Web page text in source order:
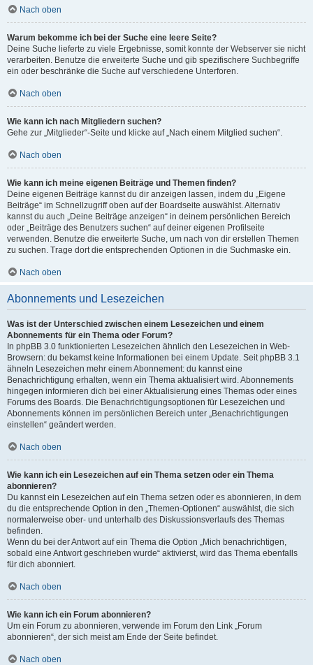
Nach oben
Warum bekomme ich bei der Suche eine leere Seite?
Deine Suche lieferte zu viele Ergebnisse, somit konnte der Webserver sie nicht
verarbeiten. Benutze die erweiterte Suche und gib spezifischere Suchbegriffe
ein oder beschränke die Suche auf verschiedene Unterforen.
Nach oben
Wie kann ich nach Mitgliedern suchen?
Gehe zur „Mitglieder“-Seite und klicke auf „Nach einem Mitglied suchen“.
Nach oben
Wie kann ich meine eigenen Beiträge und Themen finden?
Deine eigenen Beiträge kannst du dir anzeigen lassen, indem du „Eigene
Beiträge“ im Schnellzugriff oben auf der Boardseite auswählst. Alternativ
kannst du auch „Deine Beiträge anzeigen“ in deinem persönlichen Bereich
oder „Beiträge des Benutzers suchen“ auf deiner eigenen Profilseite
verwenden. Benutze die erweiterte Suche, um nach von dir erstellen Themen
zu suchen. Trage dort die entsprechenden Optionen in die Suchmaske ein.
Nach oben
Abonnements und Lesezeichen
Was ist der Unterschied zwischen einem Lesezeichen und einem
Abonnements für ein Thema oder Forum?
In phpBB 3.0 funktionierten Lesezeichen ähnlich den Lesezeichen in Web-
Browsern: du bekamst keine Informationen bei einem Update. Seit phpBB 3.1
ähneln Lesezeichen mehr einem Abonnement: du kannst eine
Benachrichtigung erhalten, wenn ein Thema aktualisiert wird. Abonnements
hingegen informieren dich bei einer Aktualisierung eines Themas oder eines
Forums des Boards. Die Benachrichtigungsoptionen für Lesezeichen und
Abonnements können im persönlichen Bereich unter „Benachrichtigungen
einstellen“ geändert werden.
Nach oben
Wie kann ich ein Lesezeichen auf ein Thema setzen oder ein Thema
abonnieren?
Du kannst ein Lesezeichen auf ein Thema setzen oder es abonnieren, in dem
du die entsprechende Option in den „Themen-Optionen“ auswählst, die sich
normalerweise ober- und unterhalb des Diskussionsverlaufs des Themas
befinden.
Wenn du bei der Antwort auf ein Thema die Option „Mich benachrichtigen,
sobald eine Antwort geschrieben wurde“ aktivierst, wird das Thema ebenfalls
für dich abonniert.
Nach oben
Wie kann ich ein Forum abonnieren?
Um ein Forum zu abonnieren, verwende im Forum den Link „Forum
abonnieren“, der sich meist am Ende der Seite befindet.
Nach oben